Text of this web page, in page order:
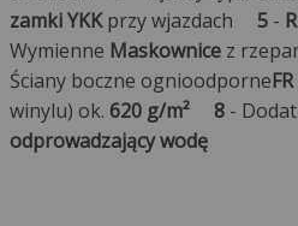
zamki YKKprzy wjazdach 5-
Wymienne Maskownicez
Ściany boczne ognioodporne
winylu) ok. 620 g/m² 8-
odprowadzający wodę